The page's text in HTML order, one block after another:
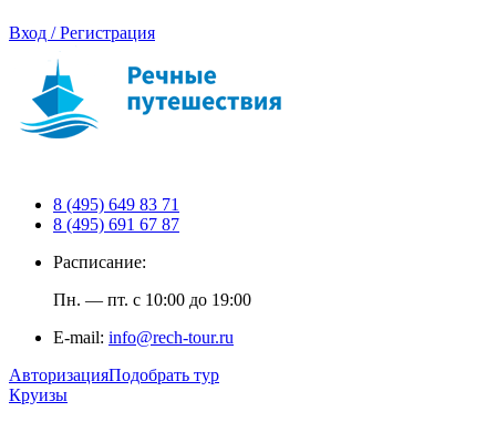
Вход / Регистрация
8 (495) 649 83 71
8 (495) 691 67 87
Расписание:
Пн. — пт. с 10:00 до 19:00
E-mail: info@rech-tour.ru
АвторизацияПодобрать тур
Круизы